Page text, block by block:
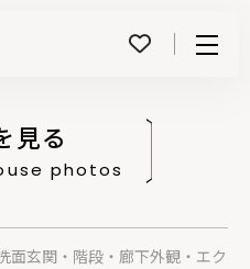
見る
photos
面玄関・階段・廊下外観・エクス